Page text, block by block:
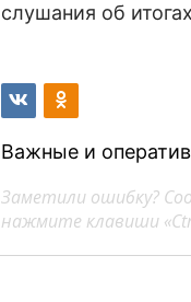
слушания об
Важные и
Заметили ошибку?
нажмите клавиши